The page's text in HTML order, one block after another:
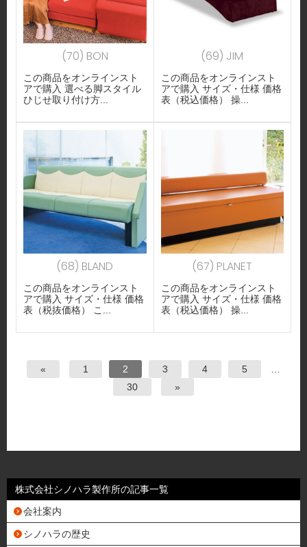
(70) BON
この商品をオンラインスト
アで購入 選べる脚スタイル
ひじせ取り付け方...
(69) JIM
この商品をオンラインスト
アで購入 サイズ・仕様 価格
表（税込価格） 操...
(68) BLAND
この商品をオンラインスト
アで購入 サイズ・仕様 価格
表（税抜価格） こ...
(67) PLANET
この商品をオンラインスト
アで購入 サイズ・仕様 価格
表（税込価格） 操...
« 1 2 3 4 5
…
30
»
株式会社シノハラ製作所の記事一覧
会社案内
シノハラの歴史